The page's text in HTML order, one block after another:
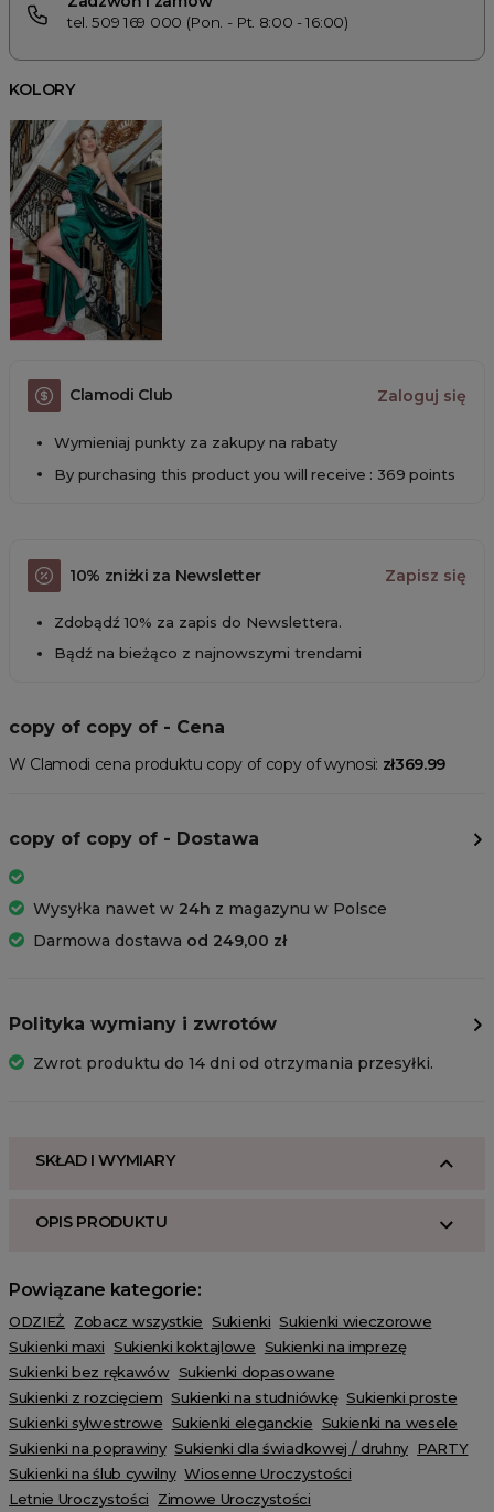
tel. 509 169 000 (Pon. - Pt. 8:00 - 16:00)
KOLORY
Clamodi Club Zaloguj się
Wymieniaj punkty za zakupy na rabaty
By purchasing this product you will receive : 369 points
10% zniżki za Newsletter Zapisz się
Zdobądź 10% za zapis do Newslettera.
Bądź na bieżąco z najnowszymi trendami
copy of copy of - Cena
W Clamodi cena produktu copy of copy of wynosi: zł369.99
copy of copy of - Dostawa
Wysyłka nawet w 24h z magazynu w Polsce
Darmowa dostawa od 249,00 zł
Polityka wymiany i zwrotów
Zwrot produktu do 14 dni od otrzymania przesyłki.
SKŁAD I WYMIARY
OPIS PRODUKTU
Powiązane kategorie:
ODZIEŻ Zobacz wszystkie Sukienki Sukienki wieczorowe
Sukienki maxi Sukienki koktajlowe Sukienki na imprezę
Sukienki bez rękawów Sukienki dopasowane
Sukienki z rozcięciem Sukienki na studniówkę Sukienki proste
Sukienki sylwestrowe Sukienki eleganckie Sukienki na wesele
Sukienki na poprawiny Sukienki dla świadkowej / druhny PARTY
Sukienki na ślub cywilny Wiosenne Uroczystości
Letnie Uroczystości
Zimowe Uroczystości